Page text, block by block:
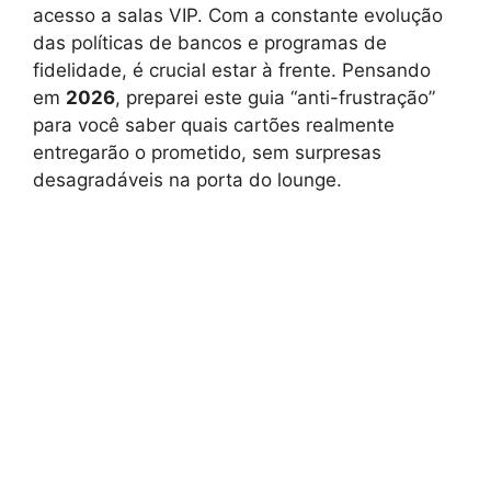
acesso a salas VIP. Com a constante evolução
das políticas de bancos e programas de
fidelidade, é crucial estar à frente. Pensando
em 2026, preparei este guia “anti-frustração”
para você saber quais cartões realmente
entregarão o prometido, sem surpresas
desagradáveis na porta do lounge.